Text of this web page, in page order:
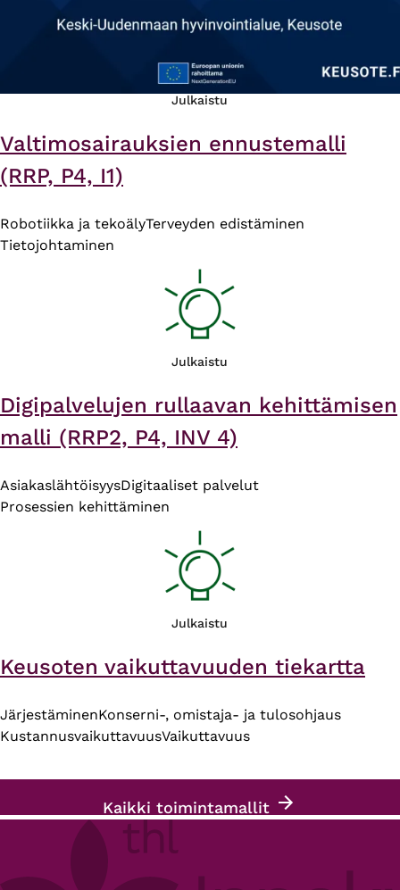
Julkaistu
Valtimosairauksien ennustemalli
(RRP, P4, I1)
Robotiikka ja tekoälyTerveyden edistäminen
Tietojohtaminen
Julkaistu
Digipalvelujen rullaavan kehittämisen
malli (RRP2, P4, INV 4)
AsiakaslähtöisyysDigitaaliset palvelut
Prosessien kehittäminen
Julkaistu
Keusoten vaikuttavuuden tiekartta
JärjestäminenKonserni-, omistaja- ja tulosohjaus
KustannusvaikuttavuusVaikuttavuus
Kaikki toimintamallit